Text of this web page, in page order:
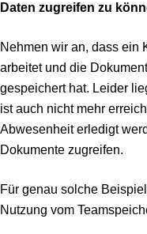
Daten zugreifen zu
Nehmen wir an, dass ein
arbeitet und die
gespeichert hat. Leider
ist auch nicht mehr
Abwesenheit erledigt
Dokumente zugreifen.
Für genau solche
Nutzung vom